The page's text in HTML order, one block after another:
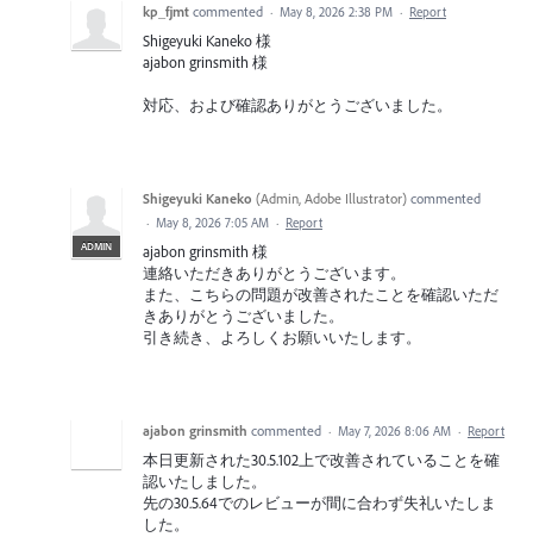
kp_fjmt commented · May 8, 2026 2:38 PM · Report
Shigeyuki Kaneko 様
ajabon grinsmith 様
対応、および確認ありがとうございました。
ADMIN
Shigeyuki Kaneko (Admin, Adobe Illustrator) commented
· May 8, 2026 7:05 AM · Report
ajabon grinsmith 様
連絡いただきありがとうございます。
また、こちらの問題が改善されたことを確認いただ
きありがとうございました。
引き続き、よろしくお願いいたします。
ajabon grinsmith commented · May 7, 2026 8:06 AM · Report
本日更新された30.5.102上で改善されていることを確
認いたしました。
先の30.5.64でのレビューが間に合わず失礼いたしま
した。